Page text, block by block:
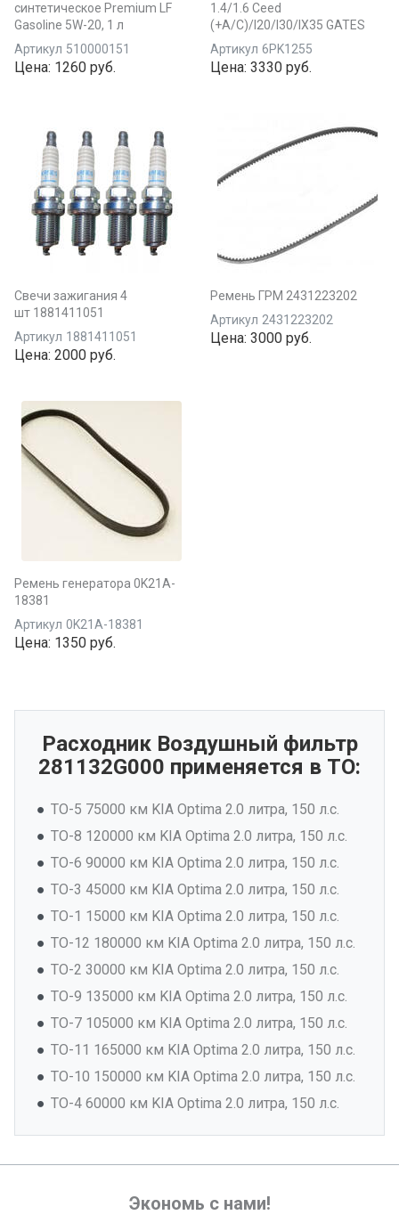
синтетическое Premium LF
Gasoline 5W-20, 1 л
Артикул 510000151
Цена: 1260 руб.
1.4/1.6 Ceed
(+A/C)/I20/I30/IX35 GATES
Артикул 6PK1255
Цена: 3330 руб.
Свечи зажигания 4
шт 1881411051
Артикул 1881411051
Цена: 2000 руб.
Ремень ГРМ 2431223202
Артикул 2431223202
Цена: 3000 руб.
Ремень генератора 0K21A-
18381
Артикул 0K21A-18381
Цена: 1350 руб.
Расходник Воздушный фильтр
281132G000 применяется в ТО:
ТО-5 75000 км KIA Optima 2.0 литра, 150 л.с.
ТО-8 120000 км KIA Optima 2.0 литра, 150 л.с.
ТО-6 90000 км KIA Optima 2.0 литра, 150 л.с.
ТО-3 45000 км KIA Optima 2.0 литра, 150 л.с.
ТО-1 15000 км KIA Optima 2.0 литра, 150 л.с.
ТО-12 180000 км KIA Optima 2.0 литра, 150 л.с.
ТО-2 30000 км KIA Optima 2.0 литра, 150 л.с.
ТО-9 135000 км KIA Optima 2.0 литра, 150 л.с.
ТО-7 105000 км KIA Optima 2.0 литра, 150 л.с.
ТО-11 165000 км KIA Optima 2.0 литра, 150 л.с.
ТО-10 150000 км KIA Optima 2.0 литра, 150 л.с.
ТО-4 60000 км KIA Optima 2.0 литра, 150 л.с.
Экономь с нами!